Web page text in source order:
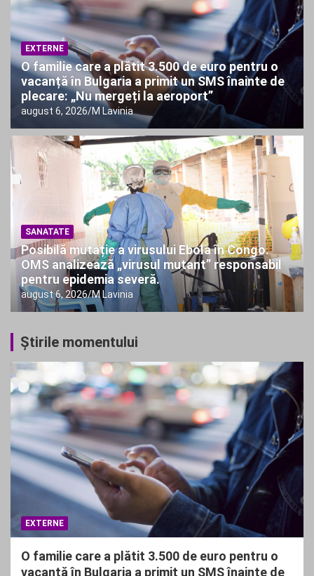
EXTERNE
O familie care a plătit 3.500 de euro pentru o
vacanță în Bulgaria a primit un SMS înainte de
plecare: „Nu mergeți la aeroport”
august 6, 2026 M Lavinia
SANATATE
Posibilă mutație a virusului Ebola în Congo.
OMS analizează „virusul mutant” responsabil
pentru epidemia severă.
august 6, 2026 M Lavinia
Ştirile momentului
EXTERNE
O familie care a plătit 3.500 de euro pentru o
vacanță în Bulgaria a primit un SMS înainte de